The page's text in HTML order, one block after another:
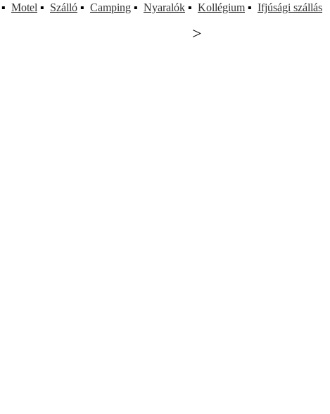
>
▪ Motel ▪ Szálló ▪ Camping ▪ Nyaralók ▪ Kollégium ▪ Ifjúsági szállás